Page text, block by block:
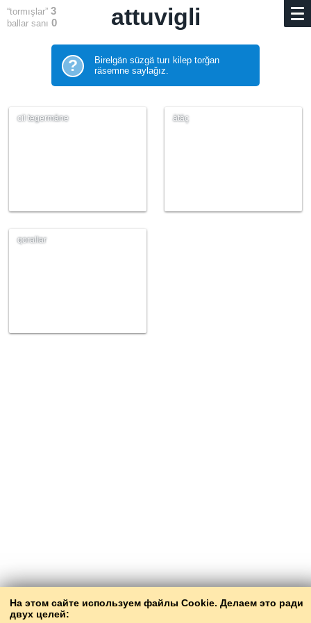
На этом сайте используем файлы Cookie. Делаем это ради
двух целей:
“tormışlar” 3
ballar sanı 0 attuvigli
?
Birelgän süzgä turı kilep torğan
räsemne saylağız.
cil tegermäne ätäç
qorallar